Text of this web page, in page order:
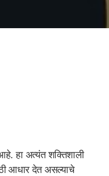
हा अत्यंत शक्तिशाली
आधार देत असल्याचे